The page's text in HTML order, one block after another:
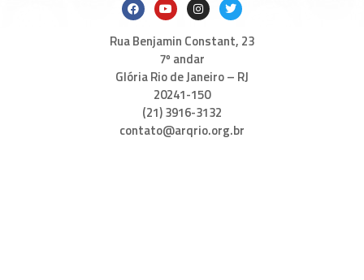
Rua Benjamin Constant, 23
7º andar
Glória Rio de Janeiro – RJ
20241-150
(21) 3916-3132
contato@arqrio.org.br